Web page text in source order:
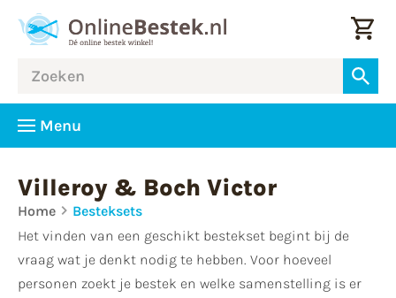
Menu
Villeroy & Boch Victor
Home
Besteksets
Het vinden van een geschikt bestekset begint bij de
vraag wat je denkt nodig te hebben. Voor hoeveel
personen zoekt je bestek en welke samenstelling is er